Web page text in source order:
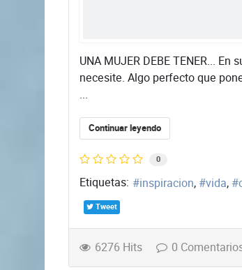
UNA MUJER DEBE TENER...
necesite. Algo perfecto que
...
Continuar leyendo
0
Etiquetas: inspiracion vida
Tweet
6276 Hits 0